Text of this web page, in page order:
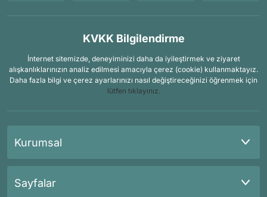
KVKK Bilgilendirme
İnternet sitemizde, deneyiminizi daha da iyileştirmek ve ziyaret
alışkanlıklarınızın analiz edilmesi amacıyla çerez (cookie) kullanmaktayız.
Daha fazla bilgi ve çerez ayarlarınızı nasıl değiştireceğinizi öğrenmek için
lütfen tıklayınız.
Kurumsal
Sayfalar